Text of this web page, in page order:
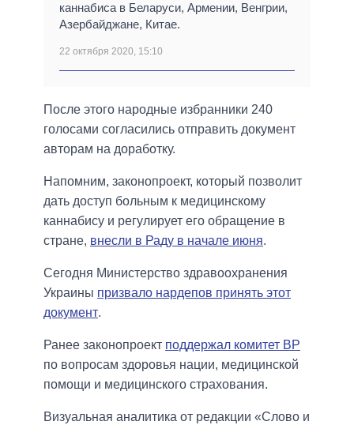
каннабиса в Беларуси, Армении, Венгрии,
Азербайджане, Китае.
22 октября 2020, 15:10
После этого народные избранники 240
голосами согласились отправить документ
авторам на доработку.
Напомним, законопроект, который позволит
дать доступ больным к медицинскому
каннабису и регулирует его обращение в
стране, внесли в Раду в начале июня.
Сегодня Министерство здравоохранения
Украины призвало нардепов принять этот
документ.
Ранее законопроект поддержал комитет ВР
по вопросам здоровья нации, медицинской
помощи и медицинского страхования.
Визуальная аналитика от редакции «Слово и